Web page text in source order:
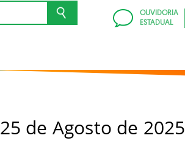
OUVIDORIA
ESTADUAL
25 de Agosto de 2025